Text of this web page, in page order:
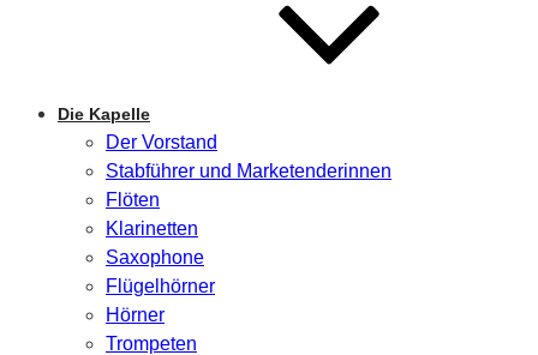
Die Kapelle
Der Vorstand
Stabführer und Marketenderinnen
Flöten
Klarinetten
Saxophone
Flügelhörner
Hörner
Trompeten